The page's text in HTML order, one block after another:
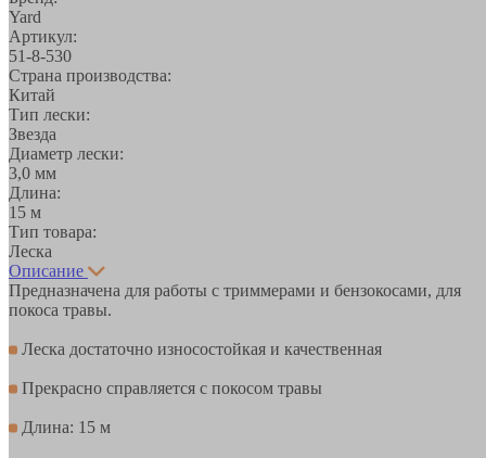
Yard
Артикул:
51-8-530
Страна производства:
Китай
Тип лески:
Звезда
Диаметр лески:
3,0 мм
Длина:
15 м
Тип товара:
Леска
Описание
Предназначена для работы с триммерами и бензокосами, для
покоса травы.
Леска достаточно износостойкая и качественная
Прекрасно справляется с покосом травы
Длина: 15 м